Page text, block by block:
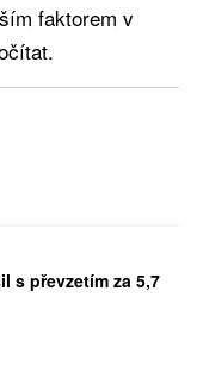
faktorem v
s převzetím za 5,7